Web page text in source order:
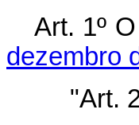
Art. 1º
dezembro
"Art.